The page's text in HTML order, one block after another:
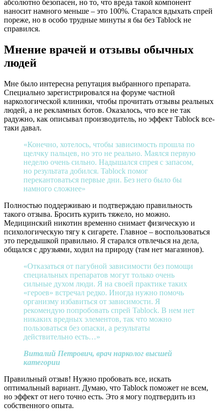
абсолютно безопасен, но то, что вреда такой компонент
наносит намного меньше – это 100%. Старался вдыхать спрей
пореже, но в особо трудные минуты я бы без Tablock не
справился.
Мнение врачей и отзывы обычных
людей
Мне было интересна репутация выбранного препарата.
Специально зарегистрировался на форуме частной
наркологической клиники, чтобы прочитать отзывы реальных
людей, а не рекламных ботов. Оказалось, что все не так
радужно, как описывал производитель, но эффект Tablock все-
таки давал.
«Конечно, хотелось, чтобы зависимость прошла по
щелчку пальцев, но это не реально. Маялся первую
неделю очень сильно. Надышался спрея с запасом,
но результата добился. Tablock помог
перекантоваться первые дни. Без него было бы
намного сложнее»
Полностью поддерживаю и подтверждаю правильность
такого отзыва. Бросить курить тяжело, но можно.
Медицинский никотин временно снимает физическую и
психологическую тягу к сигарете. Главное – воспользоваться
это передышкой правильно. Я старался отвлечься на дела,
общался с друзьями, ходил на природу (там нет магазинов).
«Отказаться от пагубной зависимости без помощи
специальных препаратов могут только очень
сильные духом люди. Я на своей практике таких
«героев» встречал редко. Иногда нужно помочь
организму избавиться от зависимости. Я
рекомендую попробовать спрей Tablock. В нем нет
никаких вредных элементов, так что можно
пользоваться без опаски, а результаты
действительно есть…»
Виталий Петрович, врач нарколог высшей
категории
Правильный отзыв! Нужно пробовать все, искать
оптимальный вариант. Думаю, что Tablock поможет не всем,
но эффект от него точно есть. Это я могу подтвердить из
собственного опыта.